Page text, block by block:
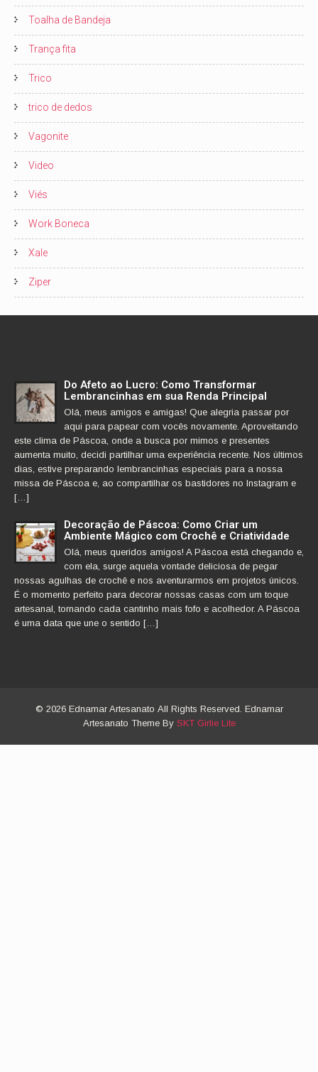
Toalha de Bandeja
Trança fita
Trico
trico de dedos
Vagonite
Video
Viés
Work Boneca
Xale
Ziper
Do Afeto ao Lucro: Como Transformar
Lembrancinhas em sua Renda Principal
Olá, meus amigos e amigas! Que alegria passar por
aqui para papear com vocês novamente. Aproveitando
este clima de Páscoa, onde a busca por mimos e presentes
aumenta muito, decidi partilhar uma experiência recente. Nos últimos
dias, estive preparando lembrancinhas especiais para a nossa
missa de Páscoa e, ao compartilhar os bastidores no Instagram e
[…]
Decoração de Páscoa: Como Criar um
Ambiente Mágico com Crochê e Criatividade
Olá, meus queridos amigos! A Páscoa está chegando e,
com ela, surge aquela vontade deliciosa de pegar
nossas agulhas de crochê e nos aventurarmos em projetos únicos.
É o momento perfeito para decorar nossas casas com um toque
artesanal, tornando cada cantinho mais fofo e acolhedor. A Páscoa
é uma data que une o sentido […]
© 2026 Ednamar Artesanato All Rights Reserved. Ednamar
Artesanato Theme By SKT Girlie Lite